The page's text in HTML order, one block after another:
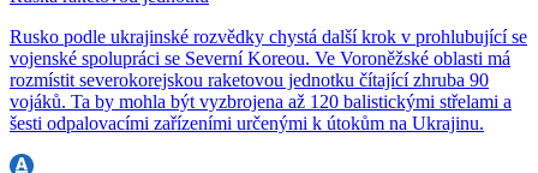
Rusko podle ukrajinské rozvědky chystá další krok v prohlubující se
vojenské spolupráci se Severní Koreou. Ve Voroněžské oblasti má
rozmístit severokorejskou raketovou jednotku čítající zhruba 90
vojáků. Ta by mohla být vyzbrojena až 120 balistickými střelami a
šesti odpalovacími zařízeními určenými k útokům na Ukrajinu.